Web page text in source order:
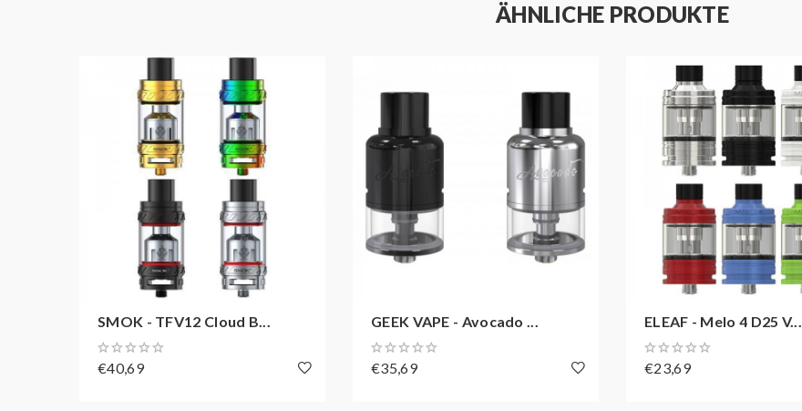
ÄHNLICHE PRODUKTE
SMOK - TFV12 Cloud B...
€40,69
GEEK VAPE - Avocado ...
€35,69
ELEAF - Melo 4 D25 V...
€23,69